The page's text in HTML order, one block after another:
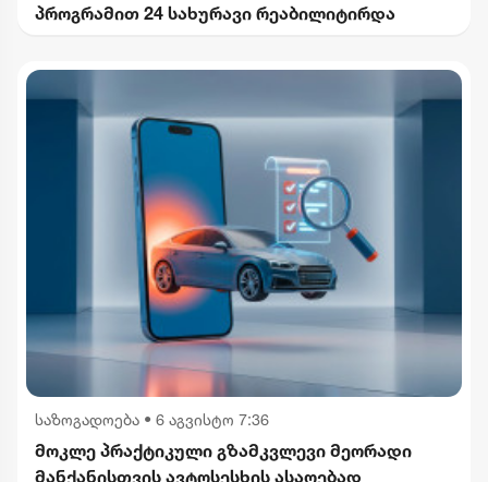
პროგრამით 24 სახურავი რეაბილიტირდა
საზოგადოება • 6 აგვისტო 7:36
მოკლე პრაქტიკული გზამკვლევი მეორადი
მანქანისთვის ავტოსესხის ასაღებად